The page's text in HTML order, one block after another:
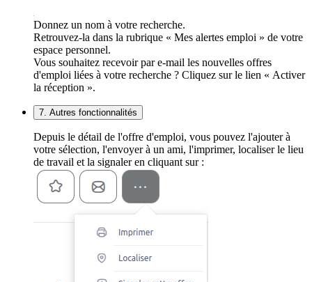
Donnez un nom à votre recherche.
Retrouvez-la dans la rubrique « Mes alertes emploi » de votre
espace personnel.
Vous souhaitez recevoir par e-mail les nouvelles offres
d'emploi liées à votre recherche ? Cliquez sur le lien « Activer
la réception ».
7. Autres fonctionnalités
Depuis le détail de l'offre d'emploi, vous pouvez l'ajouter à
votre sélection, l'envoyer à un ami, l'imprimer, localiser le lieu
de travail et la signaler en cliquant sur :